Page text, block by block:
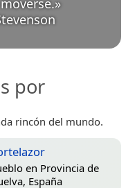
por
rincón del mundo.
en Provincia de
España